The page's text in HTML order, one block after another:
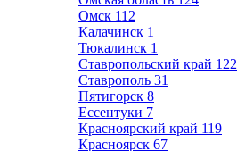
Омск 112
Калачинск 1
Тюкалинск 1
Ставропольский край 122
Ставрополь 31
Пятигорск 8
Ессентуки 7
Красноярский край 119
Красноярск 67